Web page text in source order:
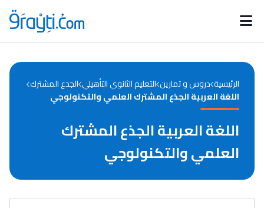
Catégories
d'actualités
Annonces bourses
الرئيسية دروس و تمارين التعليم الثانوي التأهيلي الجدع المشترك
اللغة العربية الجذع المشترك العلمي والتكنولوجي
اللغة العربية الجذع المشترك
العلمي والتكنولوجي